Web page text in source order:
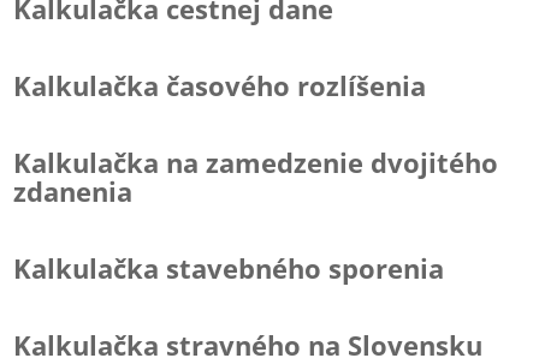
Kalkulačka cestnej dane
Kalkulačka časového rozlíšenia
Kalkulačka na zamedzenie dvojitého
zdanenia
Kalkulačka stavebného sporenia
Kalkulačka stravného na Slovensku